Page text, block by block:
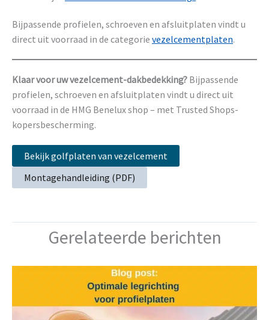
Bijpassende profielen, schroeven en afsluitplaten vindt u
direct uit voorraad in de categorie vezelcementplaten.
Klaar voor uw vezelcement-dakbedekking? Bijpassende
profielen, schroeven en afsluitplaten vindt u direct uit
voorraad in de HMG Benelux shop – met Trusted Shops-
kopersbescherming.
Bekijk golfplaten van vezelcement
Montagehandleiding (PDF)
Gerelateerde berichten